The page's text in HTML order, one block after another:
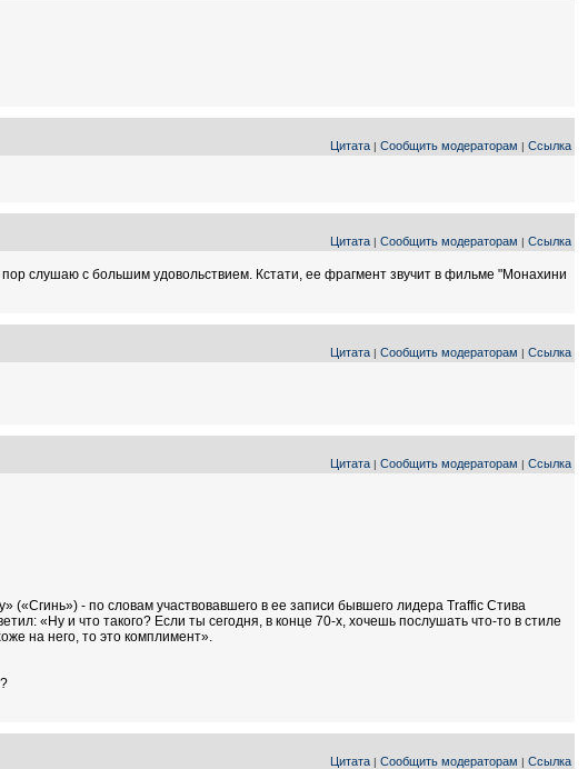
Цитата | Сообщить модераторам | Ссылка
Цитата | Сообщить модераторам | Ссылка
слушаю с большим удовольствием. Кстати, ее фрагмент звучит в фильме "Монахини
Цитата | Сообщить модераторам | Ссылка
Цитата | Сообщить модераторам | Ссылка
- по словам участвовавшего в ее записи бывшего лидера Traffic Стива
«Ну и что такого? Если ты сегодня, в конце 70-х, хочешь послушать что-то в стиле
на него, то это комплимент».
Цитата | Сообщить модераторам | Ссылка